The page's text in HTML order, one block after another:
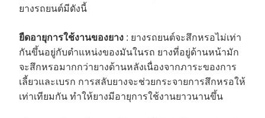
ยางรถยนต์มีดังนี้
ยืดอายุการใช้งานของยาง : ยางรถยนต์จะสึกหรอไม่เท่า
กันขึ้นอยู่กับตำแหน่งของมันในรถ ยางที่อยู่ด้านหน้ามัก
จะสึกหรอมากกว่ายางด้านหลังเนื่องจากภาระของการ
เลี้ยวและเบรก การสลับยางจะช่วยกระจายการสึกหรอให้
เท่าเทียมกัน ทำให้ยางมีอายุการใช้งานยาวนานขึ้น